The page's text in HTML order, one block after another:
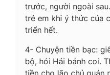
trước, người ngoài
trẻ em khi ý thức của
triển hết.
4- Chuyện tiền bạc:
bộ, hỏi Hải bánh coi.
tiền cho lão chủ quán